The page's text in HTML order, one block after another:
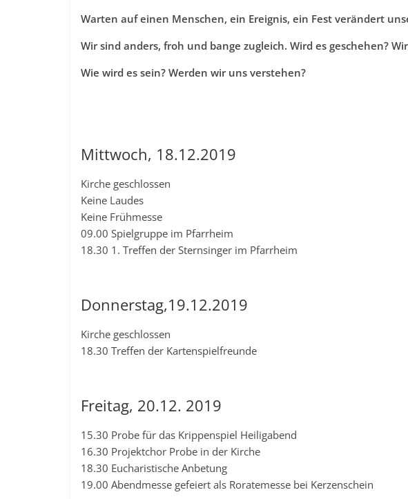
Warten auf einen Menschen, ein Ereignis, ein Fest verändert
Wir sind anders, froh und bange zugleich. Wird es
Wie wird es sein? Werden wir uns verstehen?
Mittwoch, 18.12.2019
Kirche geschlossen
Keine Laudes
Keine Frühmesse
09.00 Spielgruppe im Pfarrheim
18.30 1. Treffen der Sternsinger im Pfarrheim
Donnerstag,19.12.2019
Kirche geschlossen
18.30 Treffen der Kartenspielfreunde
Freitag, 20.12. 2019
15.30 Probe für das Krippenspiel Heiligabend
16.30 Projektchor Probe in der Kirche
18.30 Eucharistische Anbetung
19.00 Abendmesse gefeiert als Roratemesse bei Kerzenschein